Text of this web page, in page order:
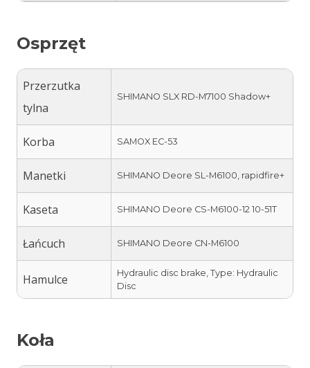
Osprzęt
Przerzutka
tylna
SHIMANO SLX RD-M7100 Shadow+
Korba SAMOX EC-53
Manetki SHIMANO Deore SL-M6100, rapidfire+
Kaseta SHIMANO Deore CS-M6100-12 10-51T
Łańcuch SHIMANO Deore CN-M6100
Hamulce
Hydraulic disc brake, Type: Hydraulic
Disc
Koła